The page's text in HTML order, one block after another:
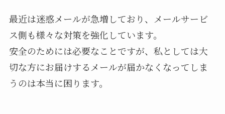
最近は迷惑メールが急増しており、メールサービ
ス側も様々な対策を強化しています。
安全のためには必要なことですが、私としては大
切な方にお届けするメールが届かなくなってしま
うのは本当に困ります。